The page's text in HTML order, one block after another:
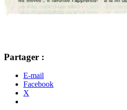
Partager :
E-mail
Facebook
X